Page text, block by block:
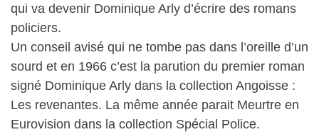
qui va devenir Dominique Arly d’écrire des romans
policiers.
Un conseil avisé qui ne tombe pas dans l’oreille d’un
sourd et en 1966 c’est la parution du premier roman
signé Dominique Arly dans la collection Angoisse :
Les revenantes. La même année parait Meurtre en
Eurovision dans la collection Spécial Police.